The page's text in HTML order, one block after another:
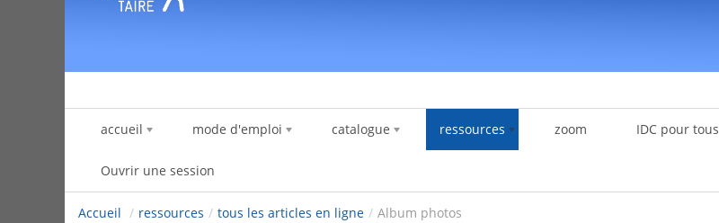
accueil mode d'emploi catalogue ressources zoom IDC pour tous
Ouvrir une session
Accueil / ressources / tous les articles en ligne / Album photos